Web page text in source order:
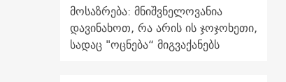
მოსაზრება: მნიშვნელოვანია
დავინახოთ, რა არის ის ჯოჯოხეთი,
სადაც "ოცნება“ მიგვაქანებს